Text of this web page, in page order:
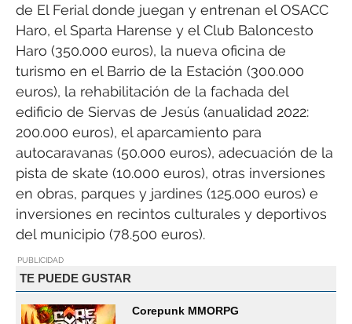
de El Ferial donde juegan y entrenan el OSACC
Haro, el Sparta Harense y el Club Baloncesto
Haro (350.000 euros), la nueva oficina de
turismo en el Barrio de la Estación (300.000
euros), la rehabilitación de la fachada del
edificio de Siervas de Jesús (anualidad 2022:
200.000 euros), el aparcamiento para
autocaravanas (50.000 euros), adecuación de la
pista de skate (10.000 euros), otras inversiones
en obras, parques y jardines (125.000 euros) e
inversiones en recintos culturales y deportivos
del municipio (78.500 euros).
PUBLICIDAD
TE PUEDE GUSTAR
Corepunk MMORPG